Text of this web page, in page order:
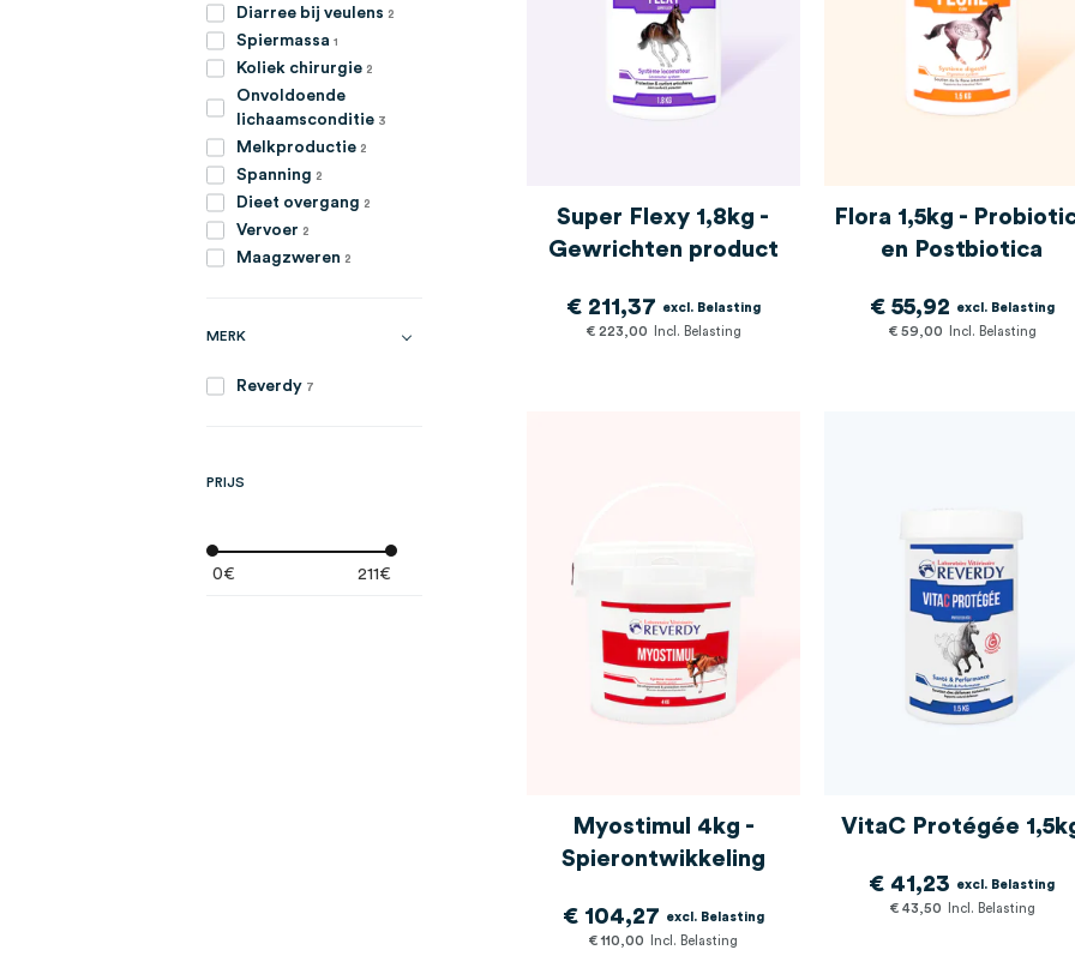
Super Flexy 1,8kg -
Gewrichten product
€ 223,00
€ 211,37
Flora 1,5kg -
en Postbiotica
€ 59,00
€ 55,92
Myostimul 4kg -
Spierontwikkeling
€ 110,00
€ 104,27
VitaC Protégée
€ 43,50
€ 41,23
Diarree bij veulens 2
artikelen
Spiermassa 1
Koliek chirurgie 2
artikelen
Onvoldoende
lichaamsconditie 3
artikelen
Melkproductie 2
artikelen
Spanning 2
artikelen
Dieet overgang 2
artikelen
Vervoer 2
artikelen
Maagzweren 2
artikelen
MERK
Reverdy 7
PRIJS
0€ 211€